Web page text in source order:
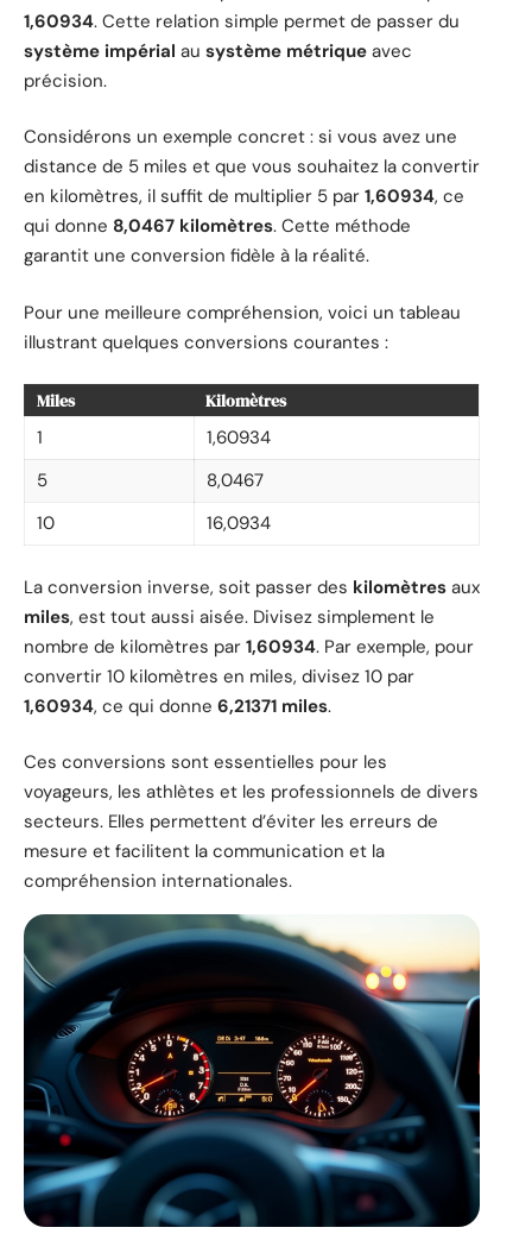
1,60934. Cette relation simple permet de passer du
système impérial au système métrique avec
précision.
Considérons un exemple concret : si vous avez une
distance de 5 miles et que vous souhaitez la convertir
en kilomètres, il suffit de multiplier 5 par 1,60934, ce
qui donne 8,0467 kilomètres. Cette méthode
garantit une conversion fidèle à la réalité.
Pour une meilleure compréhension, voici un tableau
illustrant quelques conversions courantes :
Miles
Kilomètres
1
1,60934
5
8,0467
10
16,0934
La conversion inverse, soit passer des kilomètres aux
miles, est tout aussi aisée. Divisez simplement le
nombre de kilomètres par 1,60934. Par exemple, pour
convertir 10 kilomètres en miles, divisez 10 par
1,60934, ce qui donne 6,21371 miles.
Ces conversions sont essentielles pour les
voyageurs, les athlètes et les professionnels de divers
secteurs. Elles permettent d’éviter les erreurs de
mesure et facilitent la communication et la
compréhension internationales.